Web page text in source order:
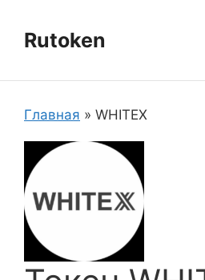
содержимому
Rutoken
Главная » WHITEX